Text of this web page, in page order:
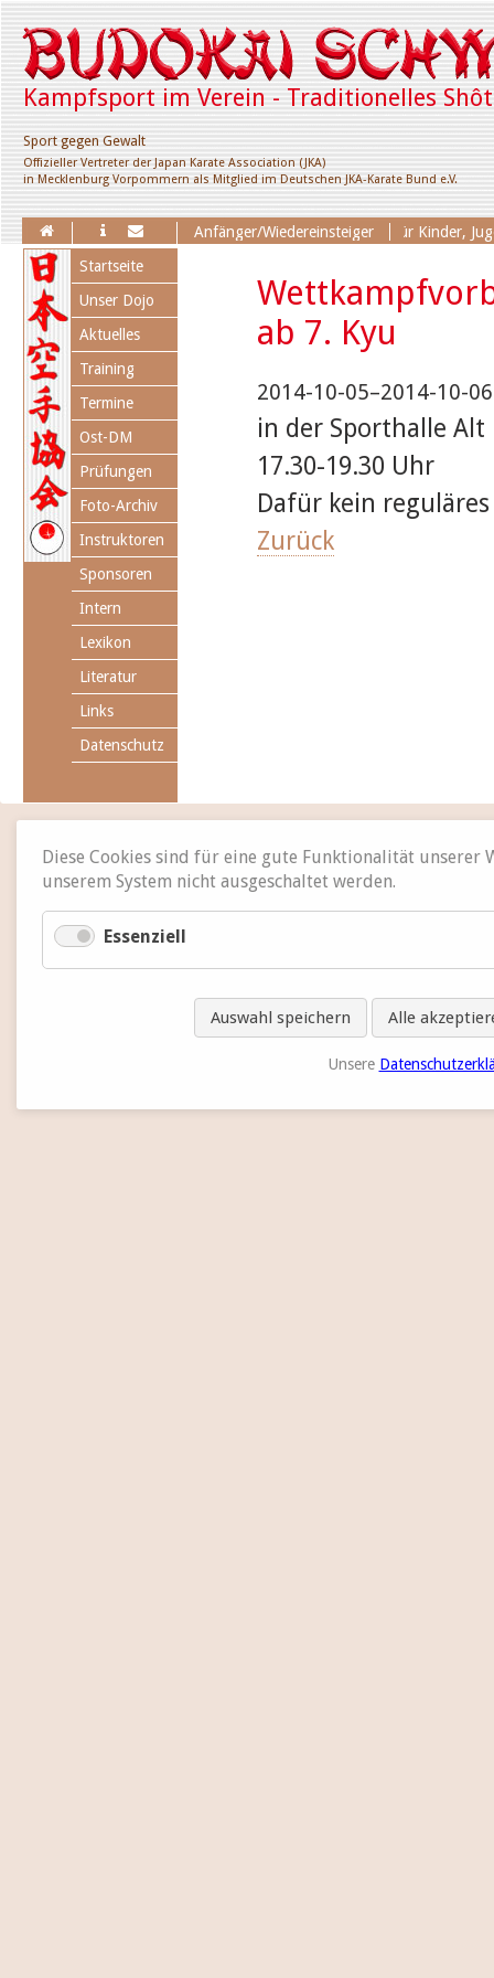
Kampfsport im Verein - Traditionelles
Sport gegen Gewalt
Offizieller Vertreter der Japan Karate Association (JKA)
in Mecklenburg Vorpommern als Mitglied im Deutschen JKA-Karate Bund e.V.
Anfänger/Wiedereinsteiger
Erweiterung des Trainingsangebotes für Kinder,
ab 7. Kyu
2014-10-05–2014-10-06
in der Sporthalle Alt
17.30-19.30 Uhr
Dafür kein
Zurück
Navigation
überspringen
Startseite
Unser Dojo
Aktuelles
Training
Termine
Ost-DM
Prüfungen
Foto-Archiv
Instruktoren
Sponsoren
Intern
Lexikon
Literatur
Links
Datenschutz
Diese Cookies sind für eine gute Funktionalität unserer
unserem System nicht ausgeschaltet werden.
Essenziell
Auswahl speichern Alle
Unsere